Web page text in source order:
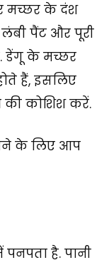
मच्छर के दंश
पैंट और पूरी
डेंगू के मच्छर
हैं, इसलिए
कोशिश करें.
के लिए आप
है. पानी